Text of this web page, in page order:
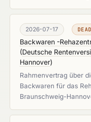
2026-07-17
Backwaren -
(Deutsche
Hannover)
Rahmenvertrag über
Backwaren für das
Braunschweig-